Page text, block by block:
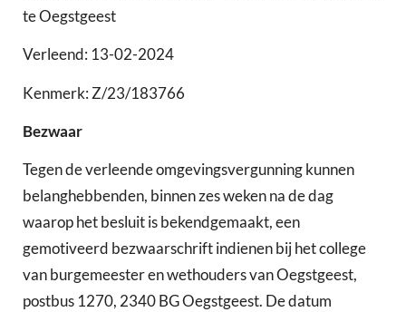
te Oegstgeest
Verleend: 13-02-2024
Kenmerk: Z/23/183766
Bezwaar
Tegen de verleende omgevingsvergunning kunnen
belanghebbenden, binnen zes weken na de dag
waarop het besluit is bekendgemaakt, een
gemotiveerd bezwaarschrift indienen bij het college
van burgemeester en wethouders van Oegstgeest,
postbus 1270, 2340 BG Oegstgeest. De datum